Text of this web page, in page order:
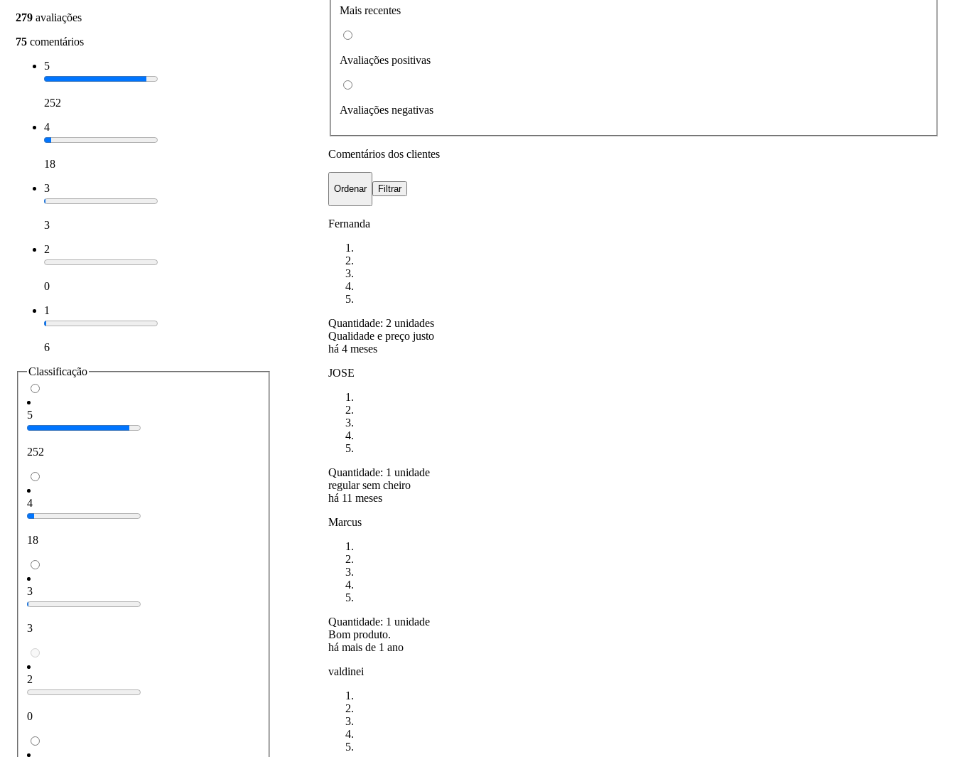
279 avaliações
75 comentários
5
252
4
18
3
3
2
0
1
6
Classificação
5
252
4
18
3
3
2
0
Mais recentes
Avaliações positivas
Avaliações negativas
Comentários dos clientes
Ordenar Filtrar
Fernanda
Quantidade: 2 unidades
Qualidade e preço justo
há 4 meses
JOSE
Quantidade: 1 unidade
regular sem cheiro
há 11 meses
Marcus
Quantidade: 1 unidade
Bom produto.
há mais de 1 ano
valdinei